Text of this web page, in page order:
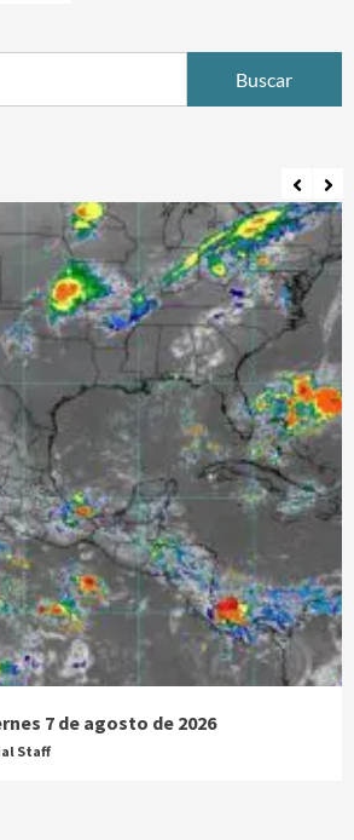
7 de agosto de 2026
Staff